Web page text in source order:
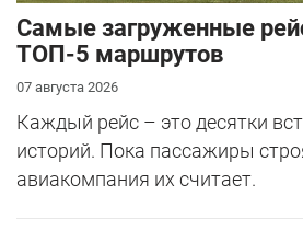
Самые загруженные
ТОП-5 маршрутов
07 августа 2026
Каждый рейс – это десятки
историй. Пока пассажиры
авиакомпания их считает.